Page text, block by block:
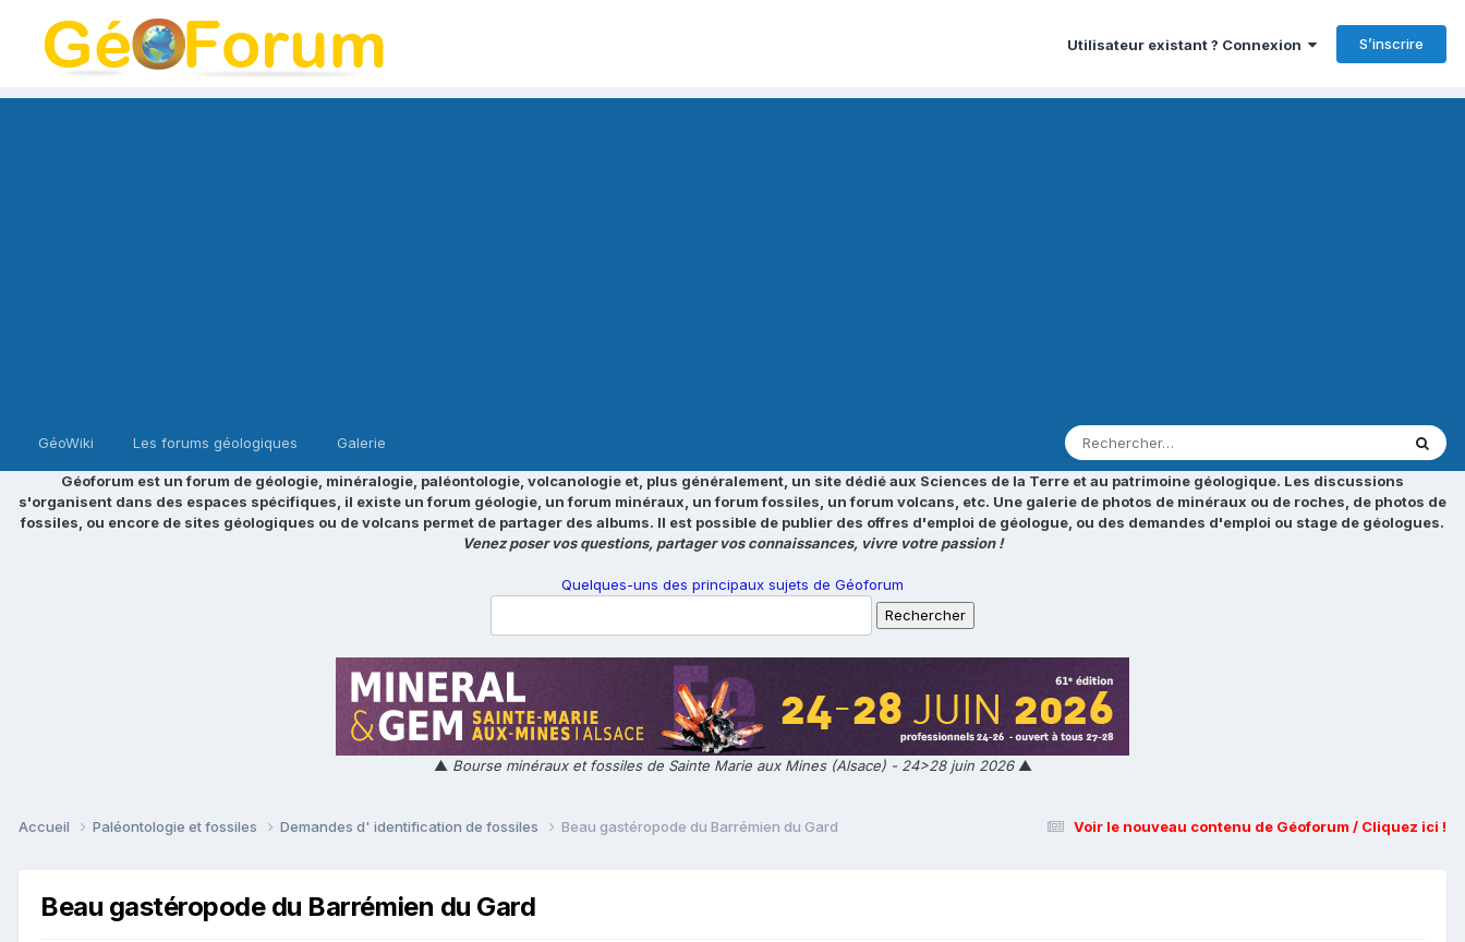
Utilisateur existant ? Connexion S’inscrire
GéoWiki Les forums géologiques Galerie
Géoforum est un forum de géologie, minéralogie, paléontologie, volcanologie et, plus généralement, un site dédié aux Sciences de la Terre et au patrimoine géologique. Les discussions
s'organisent dans des espaces spécifiques, il existe un forum géologie, un forum minéraux, un forum fossiles, un forum volcans, etc. Une galerie de photos de minéraux ou de roches, de photos de
fossiles, ou encore de sites géologiques ou de volcans permet de partager des albums. Il est possible de publier des offres d'emploi de géologue, ou des demandes d'emploi ou stage de géologues.
Venez poser vos questions, partager vos connaissances, vivre votre passion !
Quelques-uns des principaux sujets de Géoforum
▲ Bourse minéraux et fossiles de Sainte Marie aux Mines (Alsace) - 24>28 juin 2026▲
Voir le nouveau contenu de Géoforum / Cliquez ici !
Accueil Paléontologie et fossiles Demandes d' identification de fossiles Beau gastéropode du Barrémien du Gard
Beau gastéropode du Barrémien du Gard